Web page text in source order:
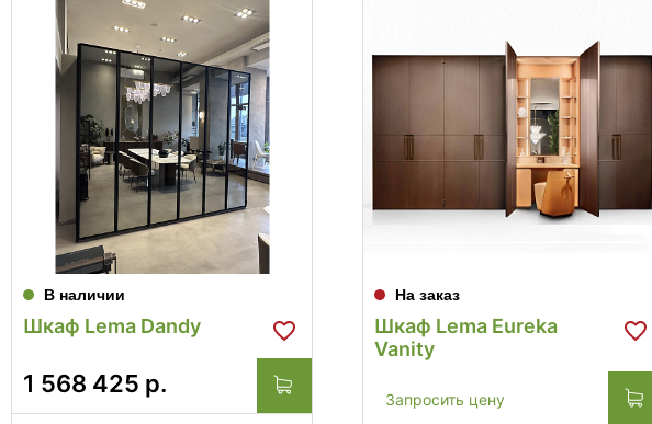
В наличии
Шкаф Lema Dandy
1 568 425 р.
На заказ
Шкаф Lema Eureka
Vanity
Запросить цену